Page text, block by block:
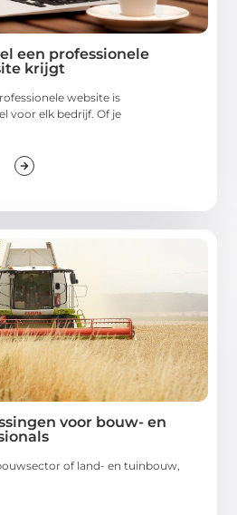
een professionele
krijgt
website is
voor elk bedrijf. Of je
voor bouw- en
of land- en tuinbouw,